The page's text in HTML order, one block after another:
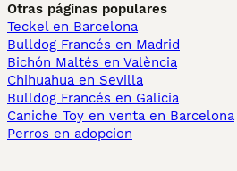
Otras páginas populares
Teckel en Barcelona
Bulldog Francés en Madrid
Bichón Maltés en València
Chihuahua en Sevilla
Bulldog Francés en Galicia
Caniche Toy en venta en Barcelona
Perros en adopcion